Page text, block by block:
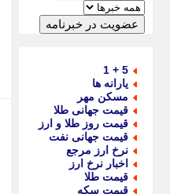
5 + 1
یارانه ها
مسکن مهر
قیمت جهانی طلا
قیمت روز طلا و ارز
قیمت جهانی نفت
نرخ ارز مرجع
اخبار نرخ ارز
قیمت طلا
قیمت سکه